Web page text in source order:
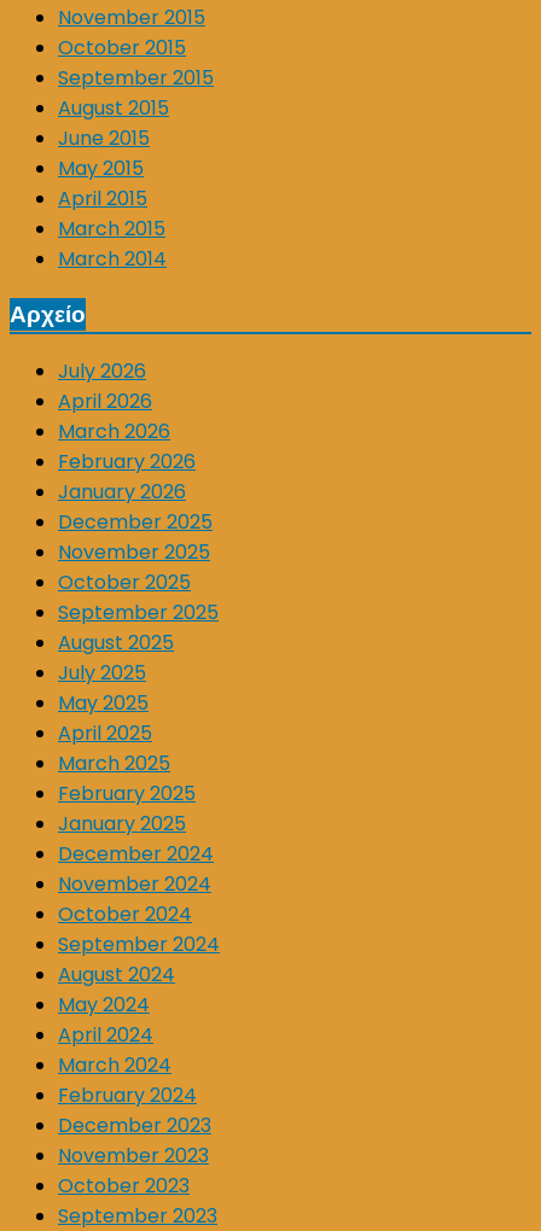
November 2015
October 2015
September 2015
August 2015
June 2015
May 2015
April 2015
March 2015
March 2014
Αρχείο
July 2026
April 2026
March 2026
February 2026
January 2026
December 2025
November 2025
October 2025
September 2025
August 2025
July 2025
May 2025
April 2025
March 2025
February 2025
January 2025
December 2024
November 2024
October 2024
September 2024
August 2024
May 2024
April 2024
March 2024
February 2024
December 2023
November 2023
October 2023
September 2023